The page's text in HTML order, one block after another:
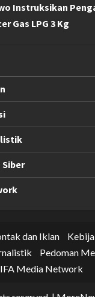
Instruksikan
Gas LPG 3 Kg
Siber
dan Iklan
Pedoman
Media Network